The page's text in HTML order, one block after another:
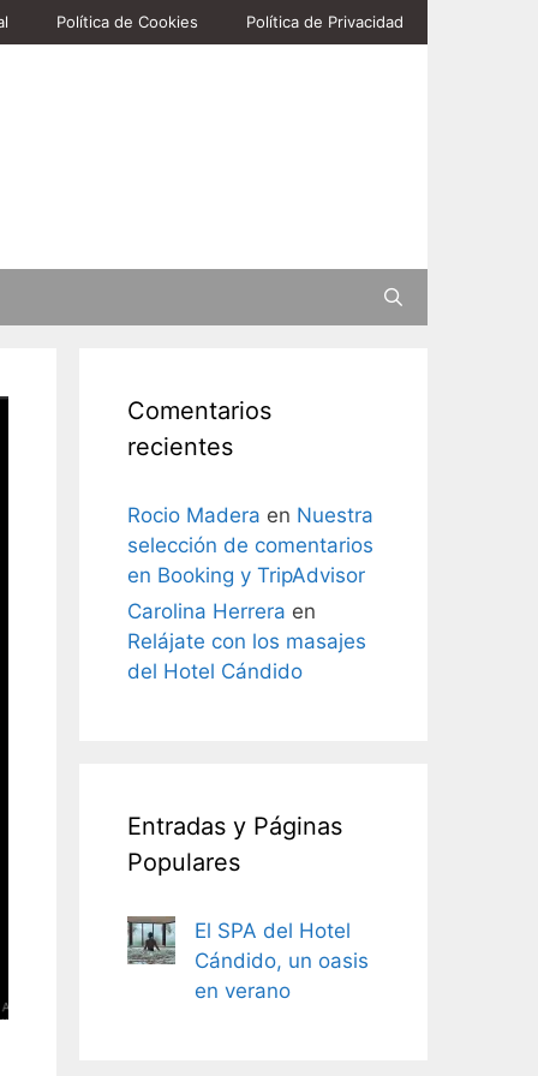
Política de Cookies Política de Privacidad
Comentarios
recientes
Rocio Madera en Nuestra
selección de comentarios
en Booking y TripAdvisor
Carolina Herrera en
Relájate con los masajes
del Hotel Cándido
Entradas y Páginas
Populares
El SPA del Hotel
Cándido, un oasis
en verano